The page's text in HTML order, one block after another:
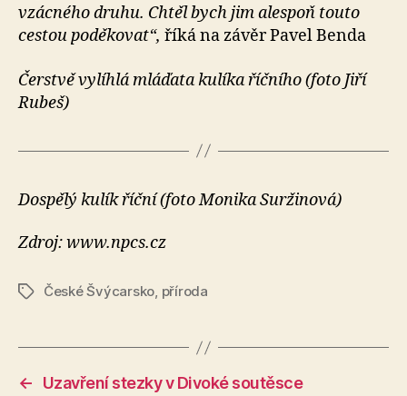
vzácného druhu. Chtěl bych jim alespoň touto
cestou poděkovat“, říká na závěr Pavel Benda
Čerstvě vylíhlá mláďata kulíka říčního (foto Jiří
Rubeš)
Dospělý kulík říční (foto Monika Suržinová)
Zdroj: www.npcs.cz
ŠtítkyČeské Švýcarsko, příroda
←
Uzavření stezky v Divoké soutěsce